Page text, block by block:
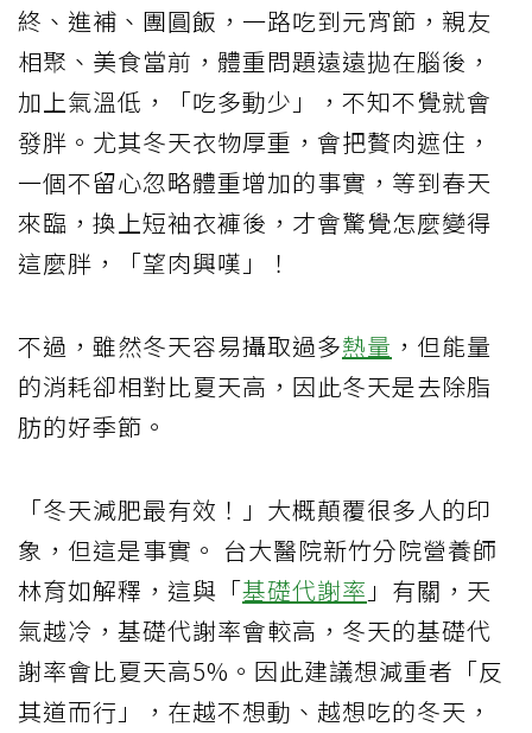
終、進補、團圓飯，一路吃到元宵節，親友
相聚、美食當前，體重問題遠遠拋在腦後，
加上氣溫低，「吃多動少」，不知不覺就會
發胖。尤其冬天衣物厚重，會把贅肉遮住，
一個不留心忽略體重增加的事實，等到春天
來臨，換上短袖衣褲後，才會驚覺怎麼變得
這麼胖，「望肉興嘆」！
不過，雖然冬天容易攝取過多熱量 ，但能量
的消耗卻相對比夏天高，因此冬天是去除脂
肪的好季節。
「冬天減肥最有效！」大概顛覆很多人的印
象，但這是事實。 台大醫院新竹分院營養師
林育如解釋，這與「基礎代謝率 」有關，天
氣越冷，基礎代謝率會較高，冬天的基礎代
謝率會比夏天高5% 。因此建議想減重者「反
其道而行」，在越不想動、越想吃的冬天，